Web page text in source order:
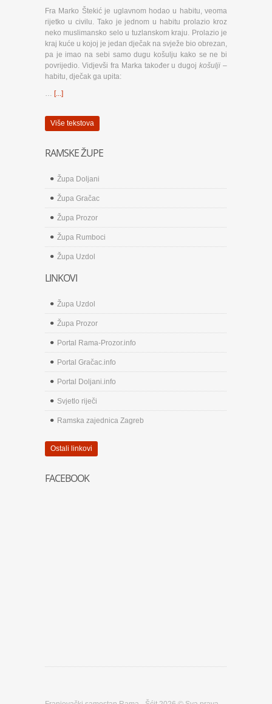
Fra Marko Štekić je uglavnom hodao u habitu, veoma
rijetko u civilu. Tako je jednom u habitu prolazio kroz
neko muslimansko selo u tuzlanskom kraju. Prolazio je
kraj kuće u kojoj je jedan dječak na svježe bio obrezan,
pa je imao na sebi samo dugu košulju kako se ne bi
povrijedio. Vidjevši fra Marka također u dugojkošulji –
habitu, dječak ga upita:
… [...]
Više tekstova
RAMSKE ŽUPE
Župa Doljani
Župa Gračac
Župa Prozor
Župa Rumboci
Župa Uzdol
LINKOVI
Župa Uzdol
Župa Prozor
Portal Rama-Prozor.info
Portal Gračac.info
Portal Doljani.info
Svjetlo riječi
Ramska zajednica Zagreb
Ostali linkovi
FACEBOOK